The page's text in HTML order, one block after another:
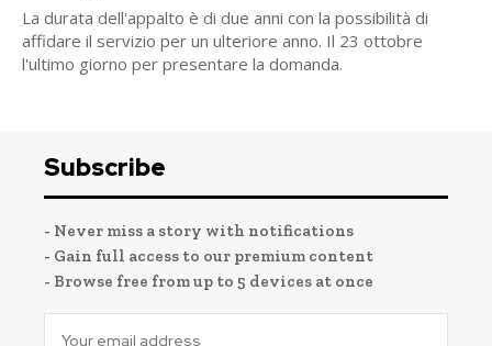
La durata dell'appalto è di due anni con la possibilità di
affidare il servizio per un ulteriore anno. Il 23 ottobre
l'ultimo giorno per presentare la domanda.
Subscribe
- Never miss a story with notifications
- Gain full access to our premium content
- Browse free from up to 5 devices at once